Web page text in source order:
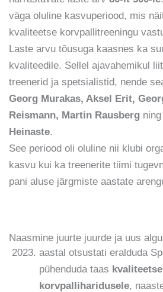
väga oluline kasvuperiood, mis
kvaliteetse korvpallitreeningu
Laste arvu tõusuga kaasnes ka
kvaliteedile. Sellel ajavahemikul
treenerid ja spetsialistid, nende
Georg Murakas, Aksel Erit,
Reismann, Martin Rausberg
Heinaste.
See periood oli oluline nii klubi
kasvu kui ka treenerite tiimi
pani aluse järgmiste aastate
Naasmine juurte juurde ja uus
aastal otsustati eralduda
pühenduda taas
korvpalliharidusele,